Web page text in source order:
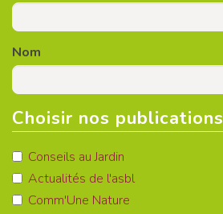
Nom
Choisir nos publications
Conseils au Jardin
Actualités de l'asbl
Comm'Une Nature